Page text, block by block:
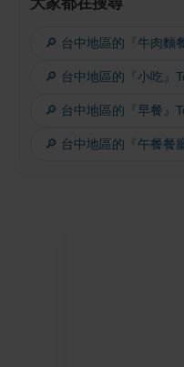
🔎 台中地區的『牛肉麵
🔎 台中地區的『小吃』
🔎 台中地區的『早餐』
🔎 台中地區的『午餐餐